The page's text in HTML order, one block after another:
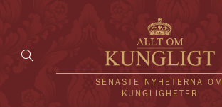
SENASTE NYHETERNA OM
KUNGLIGHETER